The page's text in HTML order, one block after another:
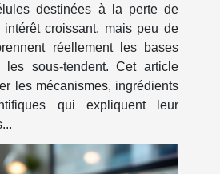
destinées à la perte de
croissant, mais peu de
réellement les bases
les sous-tendent. Cet article
les mécanismes, ingrédients
qui expliquent leur